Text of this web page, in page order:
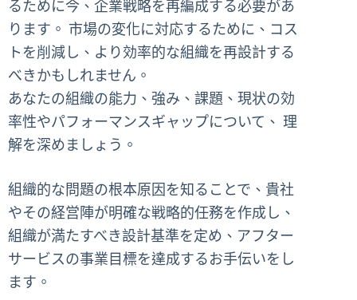
るために今、企業戦略を再編成する必要があ
ります。 市場の変化に対応するために、コス
トを削減し、より効率的な組織を再設計する
べきかもしれません。
あなたの組織の能力、強み、課題、現状の効
率性やパフォーマンスギャップについて、 理
解を深めましょう。
組織的な問題の根本原因を知ることで、貴社
やその経営陣が明確な戦略的任務を作成し、
組織が満たすべき設計基準を定め、アフター
サービスの事業目標を達成するお手伝いをし
ます。